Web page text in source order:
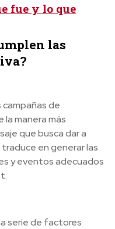
fue y lo que
las
de
manera más
que busca dar a
en generar las
y eventos adecuados
serie de factores